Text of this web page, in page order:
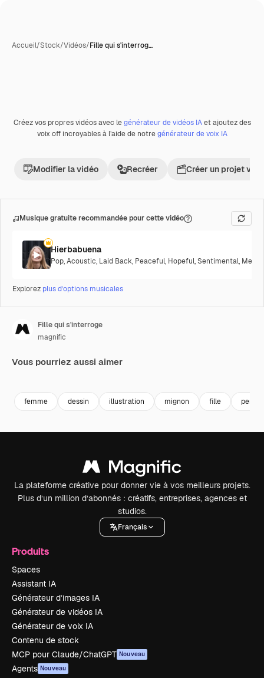
Accueil/Stock/Vidéos/Fille qui s'interrog…
Créez vos propres vidéos avec legénérateur de vidéos IAet ajoutez des
voix off incroyables à l’aide de notregénérateur de voix IA
Modifier la vidéo Recréer Créer un projet
Musique gratuite recommandée pour cette vidéo
Hierbabuena
Pop,Acoustic, Laid Back, Peaceful, Hopeful,Sentimental,
Explorez plus d’options musicales
Fille qui s'interroge
magnific
Vous pourriez aussi aimer
femme dessin illustration mignon fille
La plateforme créative pour donner vie à vos meilleurs projets.
Plus d’un million d’abonnés : créatifs, entreprises, agences et
studios.
Français
Produits
Spaces
Assistant IA
Générateur d’images IA
Générateur de vidéos IA
Générateur de voix IA
Contenu de stock
MCP pour Claude/ChatGPT Nouveau
Agents Nouveau